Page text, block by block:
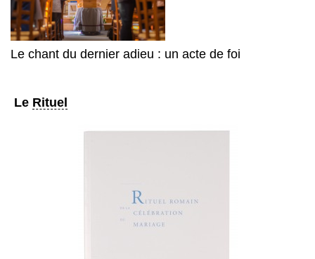
Le chant du dernier adieu : un acte de foi
Le Rituel